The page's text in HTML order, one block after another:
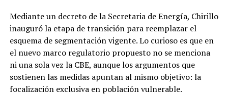
Mediante un decreto de la Secretaria de Energía, Chirillo
inauguró la etapa de transición para reemplazar el
esquema de segmentación vigente. Lo curioso es que en
el nuevo marco regulatorio propuesto no se menciona
ni una sola vez la CBE, aunque los argumentos que
sostienen las medidas apuntan al mismo objetivo: la
focalización exclusiva en población vulnerable.